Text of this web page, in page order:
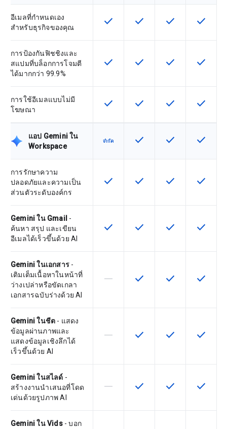
อีเมลที่กำหนดเอง
สำหรับธุรกิจของคุณ
ฟีเจอร์นี้ใช้ได้กับ SKU
check ฟีเจอร์นี้ใช้ได้กับ SKU
check ฟีเจอร์นี้ใช้ได้กับ
check ฟีเจอร์นี้
check
การป้องกันฟิชชิงและ
สแปมที่บล็อกการโจมตี
ได้มากกว่า 99.9%
ฟีเจอร์นี้ใช้ได้กับ SKU
check ฟีเจอร์นี้ใช้ได้กับ SKU
check ฟีเจอร์นี้ใช้ได้กับ
check ฟีเจอร์นี้
check
การใช้อีเมลแบบไม่มี
โฆษณา
ฟีเจอร์นี้ใช้ได้กับ SKU
check ฟีเจอร์นี้ใช้ได้กับ SKU
check ฟีเจอร์นี้ใช้ได้กับ
check ฟีเจอร์นี้
check
แอป Gemini ใน
Workspace
จำกัด ฟีเจอร์นี้ใช้ได้กับ SKU
check ฟีเจอร์นี้ใช้ได้กับ
check ฟีเจอร์นี้
check
การรักษาความ
ปลอดภัยและความเป็น
ส่วนตัวระดับองค์กร
ฟีเจอร์นี้ใช้ได้กับ SKU
check ฟีเจอร์นี้ใช้ได้กับ SKU
check ฟีเจอร์นี้ใช้ได้กับ
check ฟีเจอร์นี้
check
Gemini ใน Gmail -
ค้นหา สรุป และเขียน
อีเมลได้เร็วขึ้นด้วย AI
ฟีเจอร์นี้ใช้ได้กับ SKU
check ฟีเจอร์นี้ใช้ได้กับ SKU
check ฟีเจอร์นี้ใช้ได้กับ
check ฟีเจอร์นี้
check
Gemini ในเอกสาร -
เติมเต็มเนื้อหาในหน้าที่
ว่างเปล่าหรือขัดเกลา
เอกสารฉบับร่างด้วย AI
ฟีเจอร์นี้ใช้ไม่ได้กับ SKU นี้
horizontal_rule ฟีเจอร์นี้ใช้ได้กับ SKU
check ฟีเจอร์นี้ใช้ได้กับ
check ฟีเจอร์นี้
check
Gemini ในชีต - แสดง
ข้อมูลผ่านภาพและ
แสดงข้อมูลเชิงลึกได้
เร็วขึ้นด้วย AI
ฟีเจอร์นี้ใช้ไม่ได้กับ SKU นี้
horizontal_rule ฟีเจอร์นี้ใช้ได้กับ SKU
check ฟีเจอร์นี้ใช้ได้กับ
check ฟีเจอร์นี้
check
Gemini ในสไลด์ -
สร้างงานนำเสนอที่โดด
เด่นด้วยรูปภาพ AI
ฟีเจอร์นี้ใช้ไม่ได้กับ SKU นี้
horizontal_rule ฟีเจอร์นี้ใช้ได้กับ SKU
check ฟีเจอร์นี้ใช้ได้กับ
check ฟีเจอร์นี้
check
Gemini ใน Vids- บอก